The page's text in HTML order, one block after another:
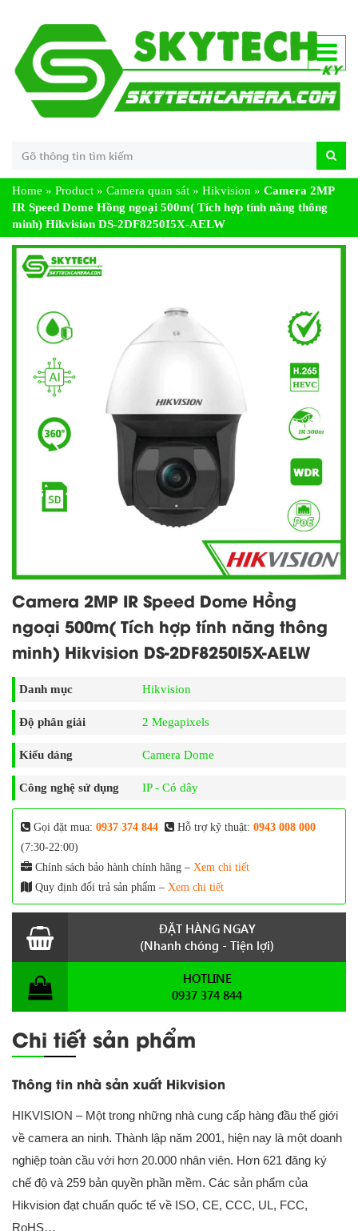
Home » Product » Camera quan sát » Hikvision » Camera 2MP
IR Speed Dome Hồng ngoại 500m( Tích hợp tính năng thông
minh) Hikvision DS-2DF8250I5X-AELW
Camera 2MP IR Speed Dome Hồng
ngoại 500m( Tích hợp tính năng thông
minh) Hikvision DS-2DF8250I5X-AELW
Danh mục Hikvision
Độ phân giải 2 Megapixels
Kiểu dáng Camera Dome
Công nghệ sử dụng IP - Có dây
Gọi đặt mua: 0937 374 844 Hỗ trợ kỹ thuật: 0943 008 000
(7:30-22:00)
Chính sách bảo hành chính hãng – Xem chi tiết
Quy định đổi trả sản phẩm – Xem chi tiết
ĐẶT HÀNG NGAY
(Nhanh chóng - Tiện lợi)
HOTLINE
0937 374 844
Chi tiết sản phẩm
Thông tin nhà sản xuất Hikvision
HIKVISION – Một trong những nhà cung cấp hàng đầu thế giới
về camera an ninh. Thành lập năm 2001, hiện nay là một doanh
nghiệp toàn cầu với hơn 20.000 nhân viên. Hơn 621 đăng ký
chế độ và 259 bản quyền phần mềm. Các sản phẩm của
Hikvision đạt chuẩn quốc tế về ISO, CE, CCC, UL, FCC,
RoHS…